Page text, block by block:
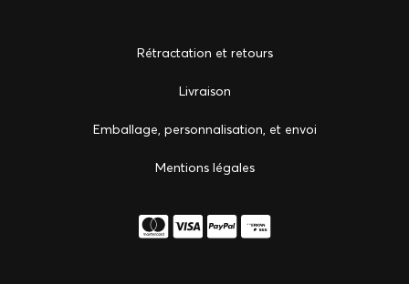
Rétractation et retours
Livraison
Emballage, personnalisation, et envoi
Mentions légales